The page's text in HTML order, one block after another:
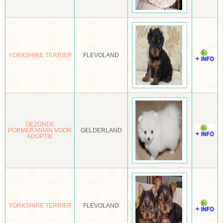
GROENLANDSE HOND
GROTE MÜNSTERLÄNDER
HEIDEWACHTEL
YORKSHIRE TERRIER FLEVOLAND
GEZONDE
PORMERANIAN VOOR
ADOPTIE
GELDERLAND
YORKSHIRE TERRIER FLEVOLAND